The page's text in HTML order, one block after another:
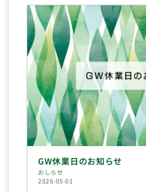
GW休業日のお知らせ
おしらせ
2026-05-01